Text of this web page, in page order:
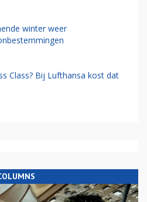
winter weer
Class? Bij Lufthansa kost dat